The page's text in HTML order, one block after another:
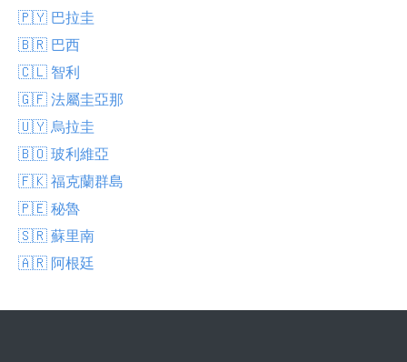
🇵🇾 巴拉圭
🇧🇷 巴西
🇨🇱 智利
🇬🇫 法屬圭亞那
🇺🇾 烏拉圭
🇧🇴 玻利維亞
🇫🇰 福克蘭群島
🇵🇪 秘魯
🇸🇷 蘇里南
🇦🇷 阿根廷